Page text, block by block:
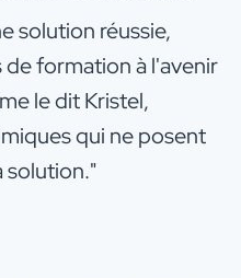
solution réussie,
formation à l'avenir
le dit Kristel,
qui ne posent
solution."